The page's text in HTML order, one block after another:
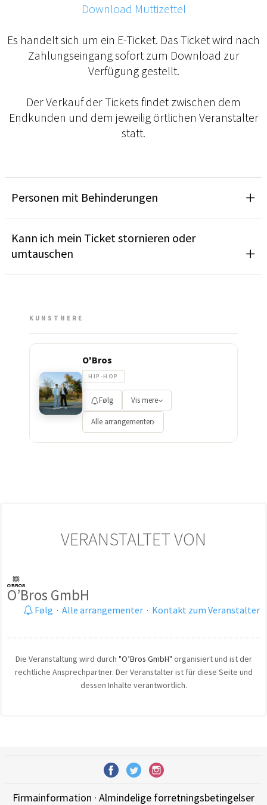
Download Muttizettel
Es handelt sich um ein E-Ticket. Das Ticket wird nach
Zahlungseingang sofort zum Download zur
Verfügung gestellt.
Der Verkauf der Tickets findet zwischen dem
Endkunden und dem jeweilig örtlichen Veranstalter
statt.
Personen mit Behinderungen
Kann ich mein Ticket stornieren oder
umtauschen
KUNSTNERE
O'Bros
HIP-HOP
Følg Vis mere
Alle arrangementer
VERANSTALTET VON
O’Bros GmbH
Følg · Alle arrangementer · Kontakt zum Veranstalter
Die Veranstaltung wird durch "O’Bros GmbH" organisiert und ist der
rechtliche Ansprechpartner. Der Veranstalter ist für diese Seite und
dessen Inhalte verantwortlich.
Firmainformation · Almindelige forretningsbetingelser